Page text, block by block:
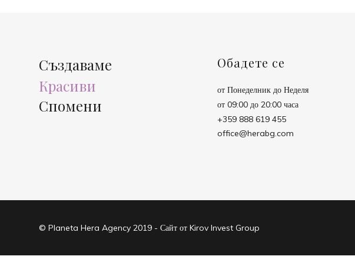
Създаваме
Красиви
Спомени
Обадете се
от Понеделник до Неделя
от 09:00 до 20:00 часа
+359 888 619 455
office@herabg.com
© Planeta Hera Agency 2019 - Сайт от Kirov Invest Group